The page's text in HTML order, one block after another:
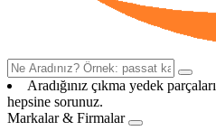
Aradığınız çıkma yedek
hepsine sorunuz.
Markalar & Firmalar